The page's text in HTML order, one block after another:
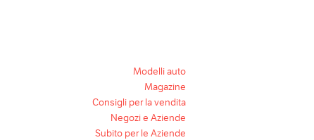
Modelli auto
Magazine
Consigli per la vendita
Negozi e Aziende
Subito per le Aziende